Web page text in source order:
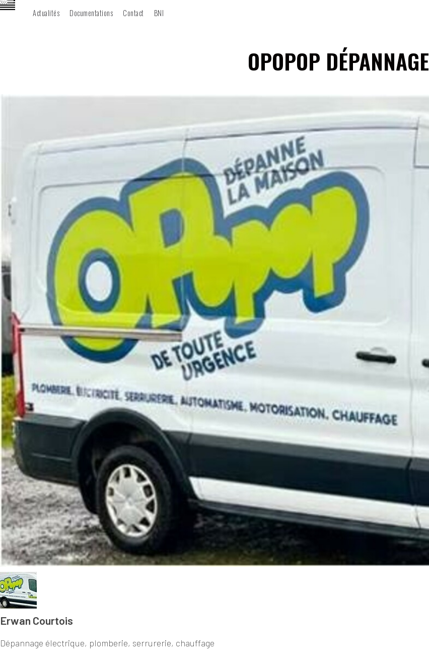
Actualités Documentations Contact BNI
OPOPOP DÉPANNAGE
Erwan Courtois
Dépannage électrique, plomberie, serrurerie, chauffage